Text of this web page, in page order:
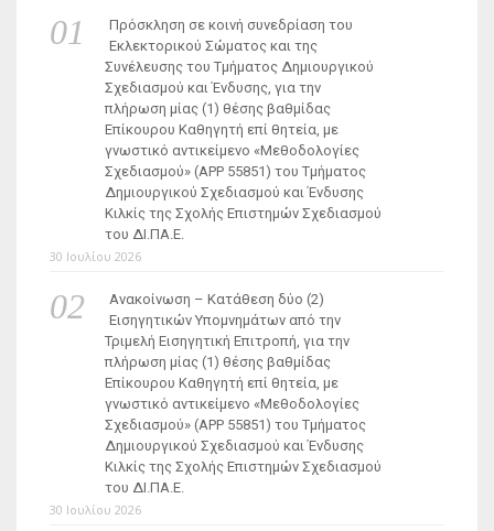
Πρόσκληση σε κοινή συνεδρίαση του
Εκλεκτορικού Σώματος και της
Συνέλευσης του Τμήματος Δημιουργικού
Σχεδιασμού και Ένδυσης, για την
πλήρωση μίας (1) θέσης βαθμίδας
Επίκουρου Καθηγητή επί θητεία, με
γνωστικό αντικείμενο «Μεθοδολογίες
Σχεδιασμού» (ΑΡΡ 55851) του Τμήματος
Δημιουργικού Σχεδιασμού και Ένδυσης
Κιλκίς της Σχολής Επιστημών Σχεδιασμού
του ΔΙ.ΠΑ.Ε.
30 Ιουλίου 2026
Ανακοίνωση – Κατάθεση δύο (2)
Εισηγητικών Υπομνημάτων από την
Τριμελή Εισηγητική Επιτροπή, για την
πλήρωση μίας (1) θέσης βαθμίδας
Επίκουρου Καθηγητή επί θητεία, με
γνωστικό αντικείμενο «Μεθοδολογίες
Σχεδιασμού» (ΑΡΡ 55851) του Τμήματος
Δημιουργικού Σχεδιασμού και Ένδυσης
Κιλκίς της Σχολής Επιστημών Σχεδιασμού
του ΔΙ.ΠΑ.Ε.
30 Ιουλίου 2026